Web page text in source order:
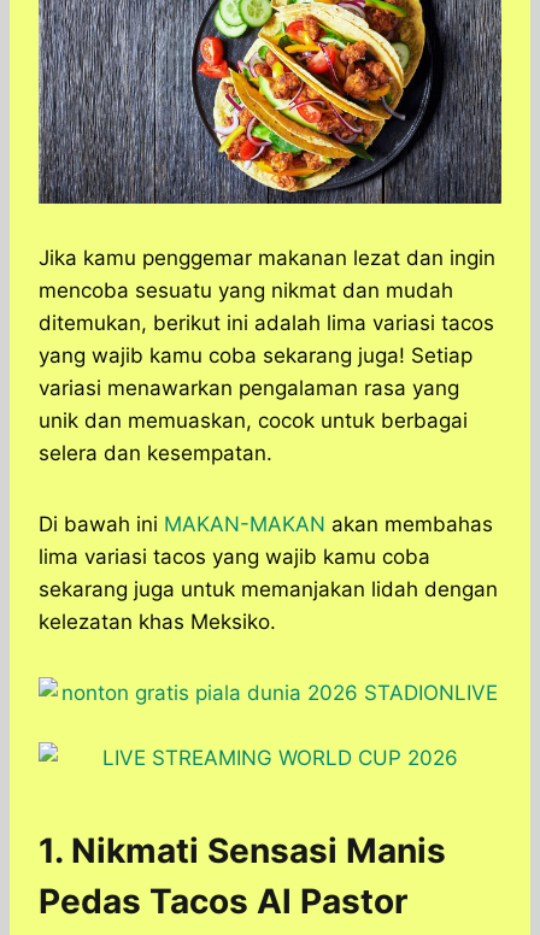
Jika kamu penggemar makanan lezat dan ingin
mencoba sesuatu yang nikmat dan mudah
ditemukan, berikut ini adalah lima variasi tacos
yang wajib kamu coba sekarang juga! Setiap
variasi menawarkan pengalaman rasa yang
unik dan memuaskan, cocok untuk berbagai
selera dan kesempatan.
Di bawah ini MAKAN-MAKAN akan membahas
lima variasi tacos yang wajib kamu coba
sekarang juga untuk memanjakan lidah dengan
kelezatan khas Meksiko.
1. Nikmati Sensasi Manis
Pedas Tacos Al Pastor